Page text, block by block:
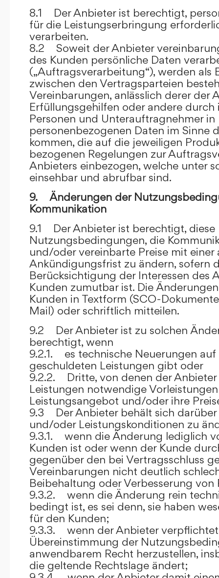
8.1 Der Anbieter ist berechtigt,
für die Leistungserbringung
verarbeiten.
8.2 Soweit der Anbieter
des Kunden persönliche Daten
(„Auftragsverarbeitung“), werden als
zwischen den Vertragsparteien
Vereinbarungen, anlässlich derer der
Erfüllungsgehilfen oder andere
Personen und Unterauftragnehmer
personenbezogenen Daten im Sinne
kommen, die auf die jeweiligen
bezogenen Regelungen zur
Anbieters einbezogen, welche unter
einsehbar und abrufbar sind.
9. Änderungen der
Kommunikation
9.1 Der Anbieter ist berechtigt, diese
Nutzungsbedingungen, die
und/oder vereinbarte Preise mit einer
Ankündigungsfrist zu ändern, sofern
Berücksichtigung der Interessen des
Kunden zumutbar ist. Die
Kunden in Textform (SCO-
Mail) oder schriftlich mitteilen.
9.2 Der Anbieter ist zu solchen
berechtigt, wenn
9.2.1. es technische Neuerungen
geschuldeten Leistungen gibt oder
9.2.2. Dritte, von denen der Anbieter
Leistungen notwendige
Leistungsangebot und/oder ihre
9.3 Der Anbieter behält sich darüber
und/oder Leistungskonditionen zu
9.3.1. wenn die Änderung lediglich
Kunden ist oder wenn der Kunde
gegenüber den bei Vertragsschluss
Vereinbarungen nicht deutlich
Beibehaltung oder Verbesserung
9.3.2. wenn die Änderung rein
bedingt ist, es sei denn, sie haben
für den Kunden;
9.3.3. wenn der Anbieter verpflichtet
Übereinstimmung der
anwendbarem Recht herzustellen,
die geltende Rechtslage ändert;